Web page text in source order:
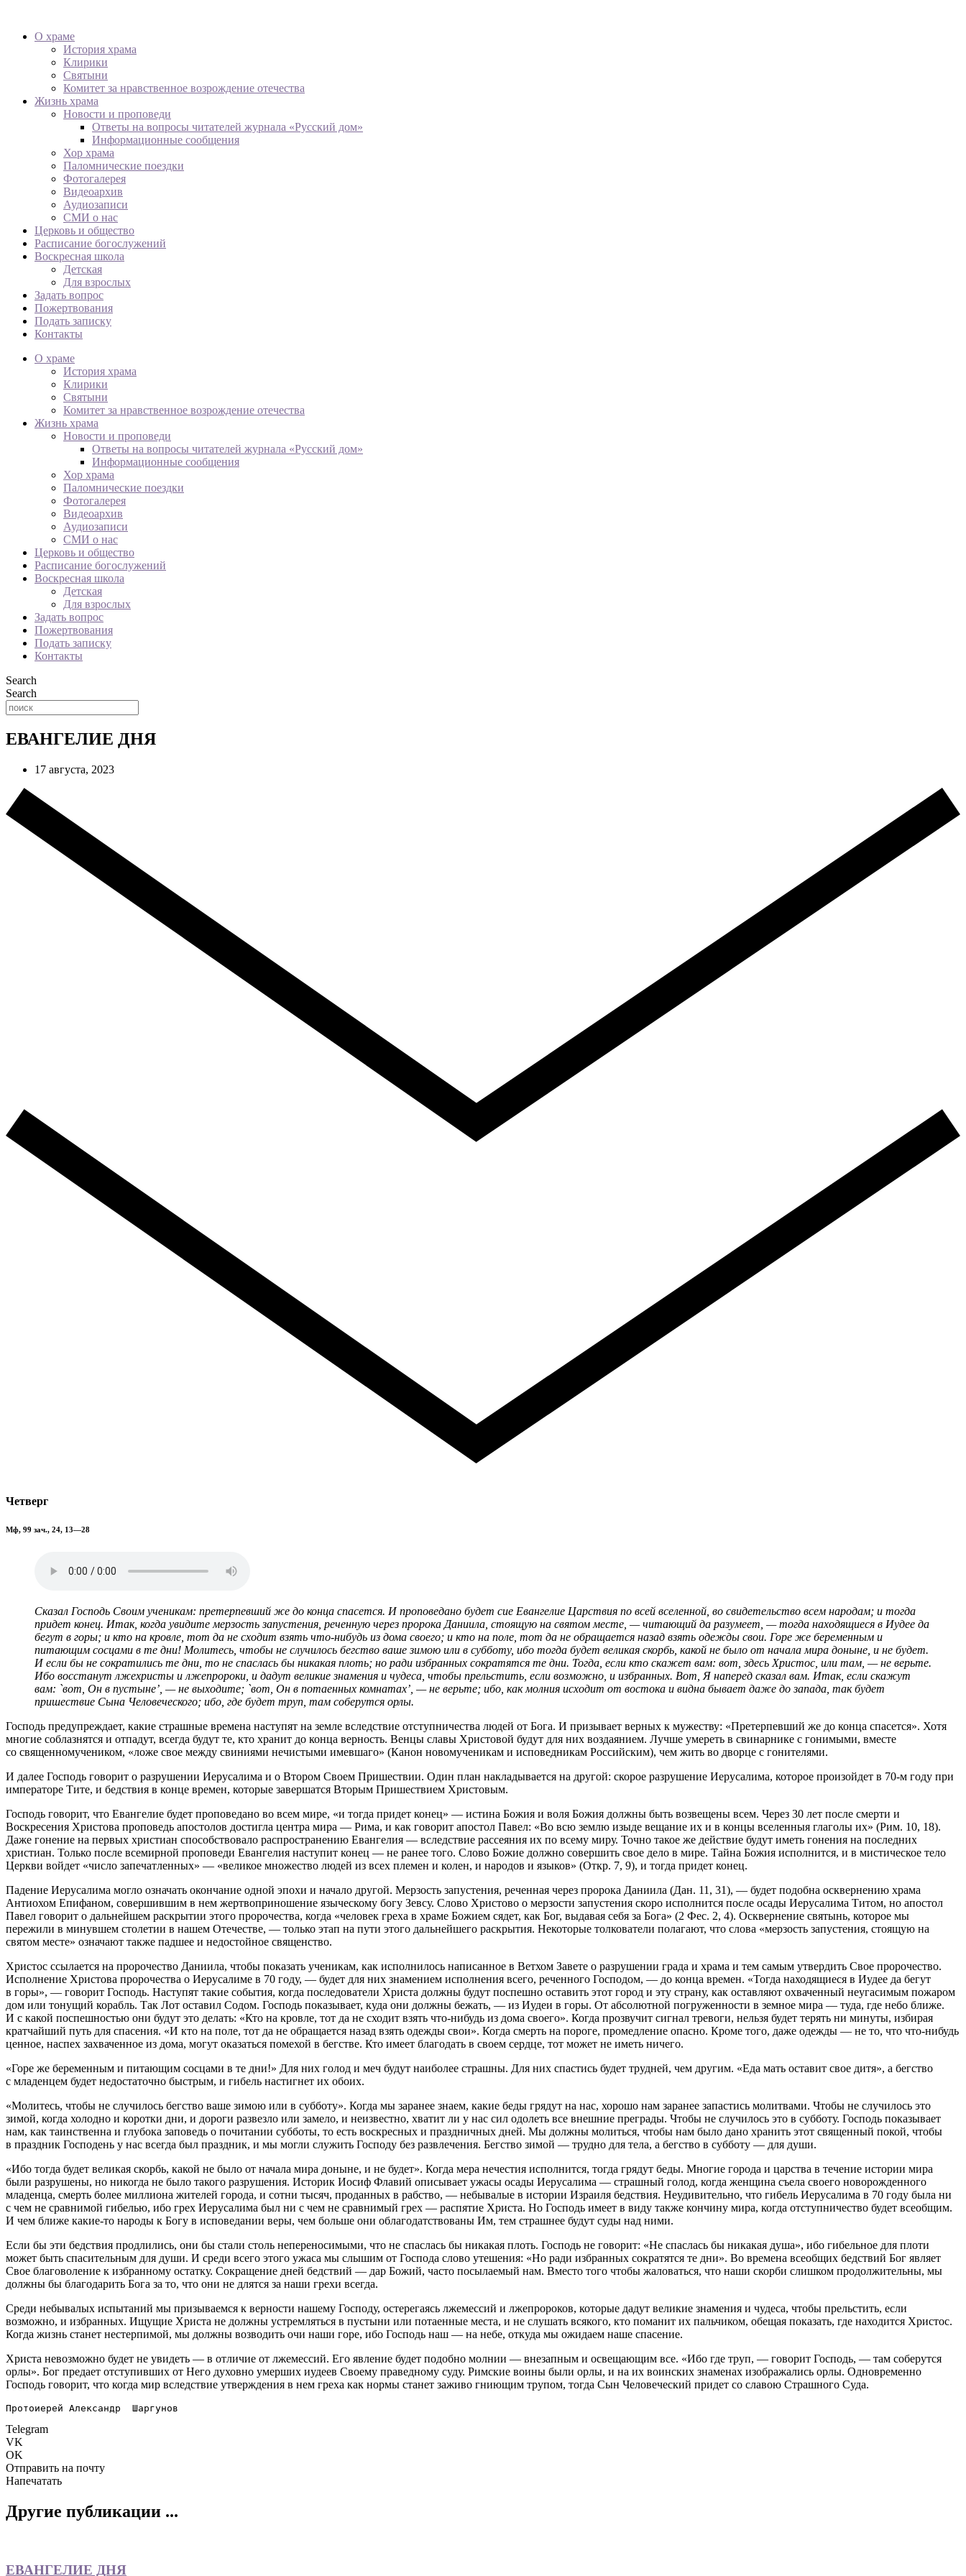
О храме
История храма
Клирики
Святыни
Комитет за нравственное возрождение отечества
Жизнь храма
Новости и проповеди
Ответы на вопросы читателей журнала «Русский дом»
Информационные сообщения
Хор храма
Паломнические поездки
Фотогалерея
Видеоархив
Аудиозаписи
СМИ о нас
Церковь и общество
Расписание богослужений
Воскресная школа
Детская
Для взрослых
Задать вопрос
Пожертвования
Подать записку
Контакты
О храме
История храма
Клирики
Святыни
Комитет за нравственное возрождение отечества
Жизнь храма
Новости и проповеди
Ответы на вопросы читателей журнала «Русский дом»
Информационные сообщения
Хор храма
Паломнические поездки
Фотогалерея
Видеоархив
Аудиозаписи
СМИ о нас
Церковь и общество
Расписание богослужений
Воскресная школа
Детская
Для взрослых
Задать вопрос
Пожертвования
Подать записку
Контакты
Search
Search
ЕВАНГЕЛИЕ ДНЯ
17 августа, 2023
Четверг
Мф, 99 зач., 24, 13—28
Сказал Господь Своим ученикам: претерпевший же до конца спасется. И проповедано будет сие Евангелие Царствия по всей вселенной, во свидетельство всем народам; и тогда
придет конец. Итак, когда увидите мерзость запустения, реченную через пророка Даниила, стоящую на святом месте, — читающий да разумеет, — тогда находящиеся в Иудее да
бегут в горы; и кто на кровле, тот да не сходит взять что-нибудь из дома своего; и кто на поле, тот да не обращается назад взять одежды свои. Горе же беременным и
питающим сосцами в те дни! Молитесь, чтобы не случилось бегство ваше зимою или в субботу, ибо тогда будет великая скорбь, какой не было от начала мира доныне, и не будет.
И если бы не сократились те дни, то не спаслась бы никакая плоть; но ради избранных сократятся те дни. Тогда, если кто скажет вам: вот, здесь Христос, или там, — не верьте.
Ибо восстанут лжехристы и лжепророки, и дадут великие знамения и чудеса, чтобы прельстить, если возможно, и избранных. Вот, Я наперед сказал вам. Итак, если скажут
вам: `вот, Он в пустыне’, — не выходите; `вот, Он в потаенных комнатах’, — не верьте; ибо, как молния исходит от востока и видна бывает даже до запада, так будет
пришествие Сына Человеческого; ибо, где будет труп, там соберутся орлы.
Господь предупреждает, какие страшные времена наступят на земле вследствие отступничества людей от Бога. И призывает верных к мужеству: «Претерпевший же до конца спасется». Хотя
многие соблазнятся и отпадут, всегда будут те, кто хранит до конца верность. Венцы славы Христовой будут для них воздаянием. Лучше умереть в свинарнике с гонимыми, вместе
со священномучеником, «ложе свое между свиниями нечистыми имевшаго» (Канон новомученикам и исповедникам Российским), чем жить во дворце с гонителями.
И далее Господь говорит о разрушении Иерусалима и о Втором Своем Пришествии. Один план накладывается на другой: скорое разрушение Иерусалима, которое произойдет в 70-м году при
императоре Тите, и бедствия в конце времен, которые завершатся Вторым Пришествием Христовым.
Господь говорит, что Евангелие будет проповедано во всем мире, «и тогда придет конец» — истина Божия и воля Божия должны быть возвещены всем. Через 30 лет после смерти и
Воскресения Христова проповедь апостолов достигла центра мира — Рима, и как говорит апостол Павел: «Во всю землю изыде вещание их и в концы вселенныя глаголы их» (Рим. 10, 18).
Даже гонение на первых христиан способствовало распространению Евангелия — вследствие рассеяния их по всему миру. Точно такое же действие будут иметь гонения на последних
христиан. Только после всемирной проповеди Евангелия наступит конец — не ранее того. Слово Божие должно совершить свое дело в мире. Тайна Божия исполнится, и в мистическое тело
Церкви войдет «число запечатленных» — «великое множество людей из всех племен и колен, и народов и языков» (Откр. 7, 9), и тогда придет конец.
Падение Иерусалима могло означать окончание одной эпохи и начало другой. Мерзость запустения, реченная через пророка Даниила (Дан. 11, 31), — будет подобна осквернению храма
Антиохом Епифаном, совершившим в нем жертвоприношение языческому богу Зевсу. Слово Христово о мерзости запустения скоро исполнится после осады Иерусалима Титом, но апостол
Павел говорит о дальнейшем раскрытии этого пророчества, когда «человек греха в храме Божием сядет, как Бог, выдавая себя за Бога» (2 Фес. 2, 4). Осквернение святынь, которое мы
пережили в минувшем столетии в нашем Отечестве, — только этап на пути этого дальнейшего раскрытия. Некоторые толкователи полагают, что слова «мерзость запустения, стоящую на
святом месте» означают также падшее и недостойное священство.
Христос ссылается на пророчество Даниила, чтобы показать ученикам, как исполнилось написанное в Ветхом Завете о разрушении града и храма и тем самым утвердить Свое пророчество.
Исполнение Христова пророчества о Иерусалиме в 70 году, — будет для них знамением исполнения всего, реченного Господом, — до конца времен. «Тогда находящиеся в Иудее да бегут
в горы», — говорит Господь. Наступят такие события, когда последователи Христа должны будут поспешно оставить этот город и эту страну, как оставляют охваченный неугасимым пожаром
дом или тонущий корабль. Так Лот оставил Содом. Господь показывает, куда они должны бежать, — из Иудеи в горы. От абсолютной погруженности в земное мира — туда, где небо ближе.
И с какой поспешностью они будут это делать: «Кто на кровле, тот да не сходит взять что-нибудь из дома своего». Когда прозвучит сигнал тревоги, нельзя будет терять ни минуты, избирая
кратчайший путь для спасения. «И кто на поле, тот да не обращается назад взять одежды свои». Когда смерть на пороге, промедление опасно. Кроме того, даже одежды — не то, что что-нибудь
ценное, наспех захваченное из дома, могут оказаться помехой в бегстве. Кто имеет благодать в своем сердце, тот может не иметь ничего.
«Горе же беременным и питающим сосцами в те дни!» Для них голод и меч будут наиболее страшны. Для них спастись будет трудней, чем другим. «Еда мать оставит свое дитя», а бегство
с младенцем будет недостаточно быстрым, и гибель настигнет их обоих.
«Молитесь, чтобы не случилось бегство ваше зимою или в субботу». Когда мы заранее знаем, какие беды грядут на нас, хорошо нам заранее запастись молитвами. Чтобы не случилось это
зимой, когда холодно и коротки дни, и дороги развезло или замело, и неизвестно, хватит ли у нас сил одолеть все внешние преграды. Чтобы не случилось это в субботу. Господь показывает
нам, как таинственна и глубока заповедь о почитании субботы, то есть воскресных и праздничных дней. Мы должны молиться, чтобы нам было дано хранить этот священный покой, чтобы
в праздник Господень у нас всегда был праздник, и мы могли служить Господу без развлечения. Бегство зимой — трудно для тела, а бегство в субботу — для души.
«Ибо тогда будет великая скорбь, какой не было от начала мира доныне, и не будет». Когда мера нечестия исполнится, тогда грядут беды. Многие города и царства в течение истории мира
были разрушены, но никогда не было такого разрушения. Историк Иосиф Флавий описывает ужасы осады Иерусалима — страшный голод, когда женщина съела своего новорожденного
младенца, смерть более миллиона жителей города, и сотни тысяч, проданных в рабство, — небывалые в истории Израиля бедствия. Неудивительно, что гибель Иерусалима в 70 году была ни
с чем не сравнимой гибелью, ибо грех Иерусалима был ни с чем не сравнимый грех — распятие Христа. Но Господь имеет в виду также кончину мира, когда отступничество будет всеобщим.
И чем ближе какие-то народы к Богу в исповедании веры, чем больше они облагодатствованы Им, тем страшнее будут суды над ними.
Если бы эти бедствия продлились, они бы стали столь непереносимыми, что не спаслась бы никакая плоть. Господь не говорит: «Не спаслась бы никакая душа», ибо гибельное для плоти
может быть спасительным для души. И среди всего этого ужаса мы слышим от Господа слово утешения: «Но ради избранных сократятся те дни». Во времена всеобщих бедствий Бог являет
Свое благоволение к избранному остатку. Сокращение дней бедствий — дар Божий, часто посылаемый нам. Вместо того чтобы жаловаться, что наши скорби слишком продолжительны, мы
должны бы благодарить Бога за то, что они не длятся за наши грехи всегда.
Среди небывалых испытаний мы призываемся к верности нашему Господу, остерегаясь лжемессий и лжепророков, которые дадут великие знамения и чудеса, чтобы прельстить, если
возможно, и избранных. Ищущие Христа не должны устремляться в пустыни или потаенные места, и не слушать всякого, кто поманит их пальчиком, обещая показать, где находится Христос.
Когда жизнь станет нестерпимой, мы должны возводить очи наши горе, ибо Господь наш — на небе, откуда мы ожидаем наше спасение.
Христа невозможно будет не увидеть — в отличие от лжемессий. Его явление будет подобно молнии — внезапным и освещающим все. «Ибо где труп, — говорит Господь, — там соберутся
орлы». Бог предает отступивших от Него духовно умерших иудеев Своему праведному суду. Римские воины были орлы, и на их воинских знаменах изображались орлы. Одновременно
Господь говорит, что когда мир вследствие утверждения в нем греха как нормы станет заживо гниющим трупом, тогда Сын Человеческий придет со славою Страшного Суда.
Протоиерей Александр  Шаргунов
Telegram
VK
OK
Отправить на почту
Напечатать
Другие публикации ...
ЕВАНГЕЛИЕ ДНЯ